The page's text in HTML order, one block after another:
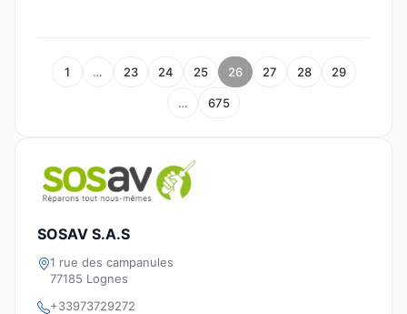
1 … 23 24 25 26 27 28 29
… 675
SOSAV S.A.S
1 rue des campanules
77185 Lognes
+33973729272